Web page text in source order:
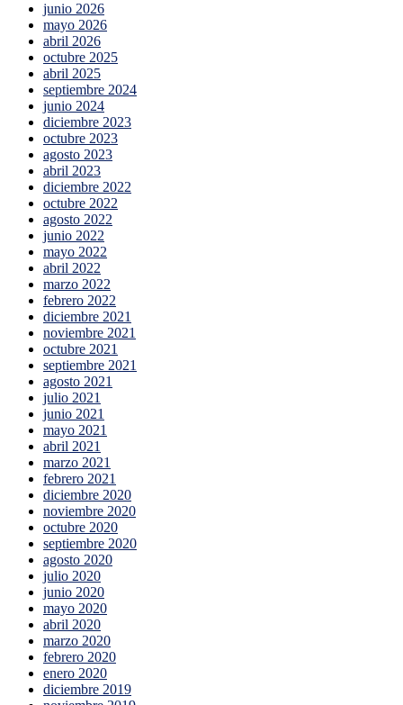
junio 2026
mayo 2026
abril 2026
octubre 2025
abril 2025
septiembre 2024
junio 2024
diciembre 2023
octubre 2023
agosto 2023
abril 2023
diciembre 2022
octubre 2022
agosto 2022
junio 2022
mayo 2022
abril 2022
marzo 2022
febrero 2022
diciembre 2021
noviembre 2021
octubre 2021
septiembre 2021
agosto 2021
julio 2021
junio 2021
mayo 2021
abril 2021
marzo 2021
febrero 2021
diciembre 2020
noviembre 2020
octubre 2020
septiembre 2020
agosto 2020
julio 2020
junio 2020
mayo 2020
abril 2020
marzo 2020
febrero 2020
enero 2020
diciembre 2019